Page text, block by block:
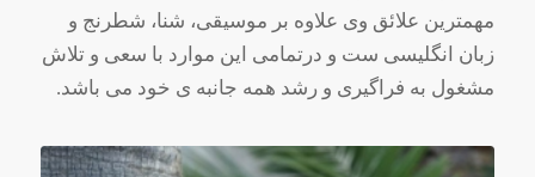
مهمترین علائق وی علاوه بر موسیقی، شنا، شطرنج و
زبان انگلیسی ست و درتمامی این موارد با سعی و تلاش
مشغول به فراگیری و رشد همه جانبه ی خود می باشد.